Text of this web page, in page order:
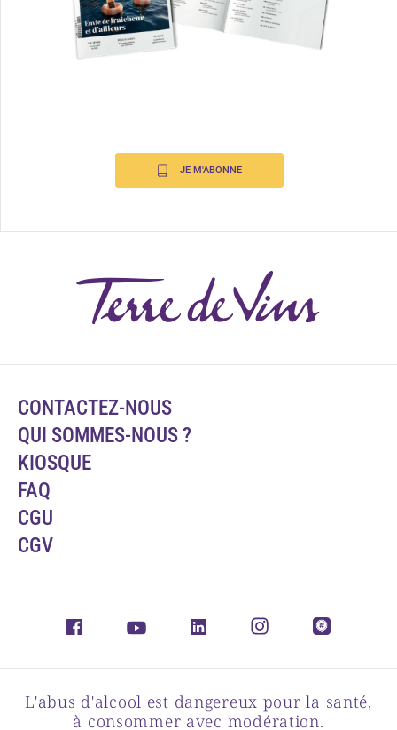
JE M'ABONNE
CONTACTEZ-NOUS
QUI SOMMES-NOUS ?
KIOSQUE
FAQ
CGU
CGV
L'abus d'alcool est dangereux pour la santé,
à consommer avec modération.